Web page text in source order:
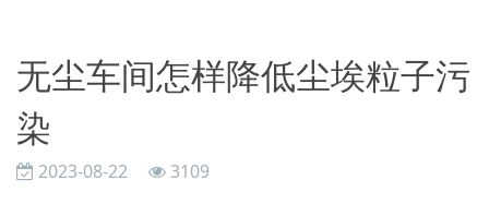
无尘车间怎样降低尘埃粒子污
染
2023-08-22 3109